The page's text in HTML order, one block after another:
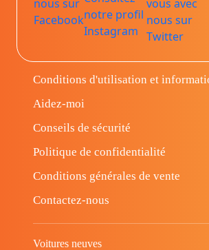
Conditions d'utilisation et
Aidez-moi
Conseils de sécurité
Politique de confidentialité
Conditions générales de vente
Contactez-nous
Voitures neuves